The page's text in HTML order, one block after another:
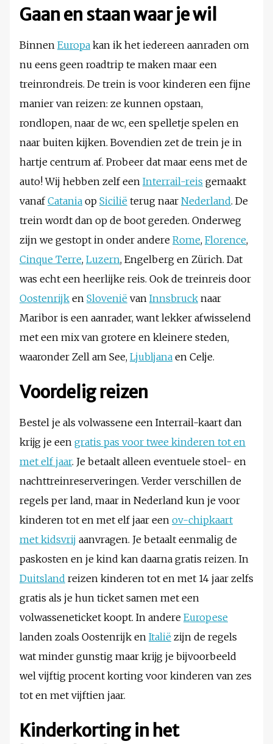
Gaan en staan waar je wil
Binnen Europa kan ik het iedereen aanraden om
nu eens geen roadtrip te maken maar een
treinrondreis. De trein is voor kinderen een fijne
manier van reizen: ze kunnen opstaan,
rondlopen, naar de wc, een spelletje spelen en
naar buiten kijken. Bovendien zet de trein je in
hartje centrum af. Probeer dat maar eens met de
auto! Wij hebben zelf een Interrail-reis gemaakt
vanafCatania op Sicilië terug naar Nederland. De
trein wordt dan op de boot gereden. Onderweg
zijn we gestopt in onder andere Rome, Florence,
Cinque Terre, Luzern, Engelberg en Zürich. Dat
was echt een heerlijke reis. Ook de treinreis door
Oostenrijk en Slovenië van Innsbruck naar
Maribor is een aanrader, want lekker afwisselend
met een mix van grotere en kleinere steden,
waaronder Zell am See, Ljubljana en Celje.
Voordelig reizen
Bestel je als volwassene een Interrail-kaart dan
krijg je een gratis pas voor twee kinderen tot en
met elf jaar. Je betaalt alleen eventuele stoel- en
nachttreinreserveringen. Verder verschillen de
regels per land, maar in Nederland kun je voor
kinderen tot en met elf jaar een ov-chipkaart
met kidsvrij aanvragen. Je betaalt eenmalig de
paskosten en je kind kan daarna gratis reizen. In
Duitsland reizen kinderen tot en met 14 jaar zelfs
gratis als je hun ticket samen met een
volwasseneticket koopt. In andere Europese
landen zoals Oostenrijk en Italië zijn de regels
wat minder gunstig maar krijg je bijvoorbeeld
wel vijftig procent korting voor kinderen van zes
tot en met vijftien jaar.
Kinderkorting in het